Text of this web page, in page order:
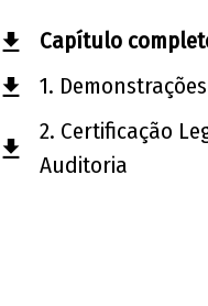
Capítulo
1.
2. Certificação
Auditoria